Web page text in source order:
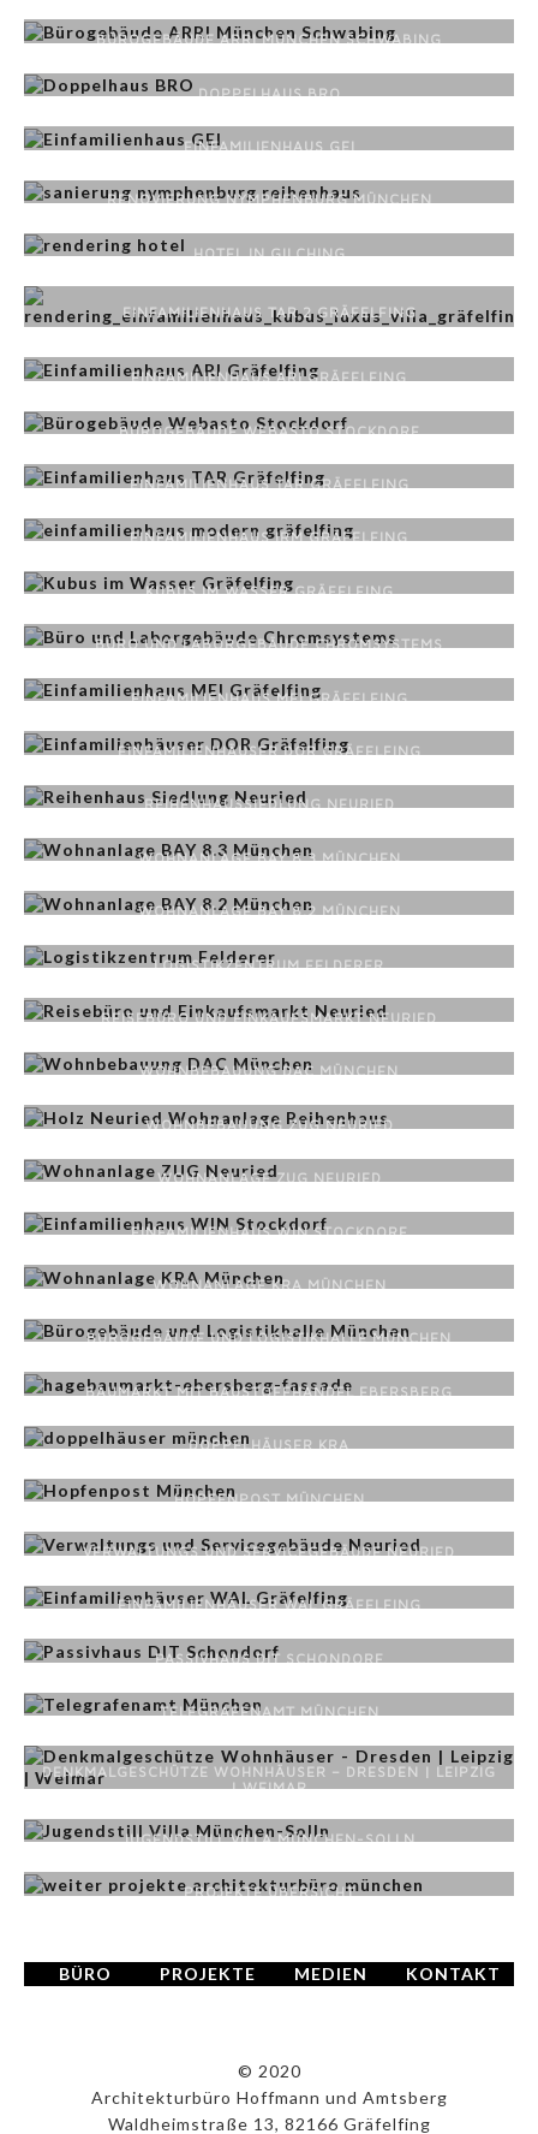
BÜROGEBÄUDE ARRI MÜNCHEN SCHWABING
DOPPELHAUS BRO
EINFAMILIENHAUS GEI
RENOVIERUNG NYMPHENBURG MÜNCHEN
HOTEL IN GILCHING
EINFAMILIENHAUS TAR 2 GRÄFELFING
EINFAMILIENHAUS ARI GRÄFELFING
BÜROGEBÄUDE WEBASTO STOCKDORF
EINFAMILIENHAUS TAR GRÄFELFING
EINFAMILIENHAUS IRM GRÄFELFING
KUBUS IM WASSER GRÄFELFING
BÜRO UND LABORGEBÄUDE CHROMSYSTEMS
EINFAMILIENHAUS MEI GRÄFELFING
EINFAMILIENHÄUSER DOR GRÄFELFING
REIHENHAUSSIEDLUNG NEURIED
WOHNANLAGE BAY 8.3 MÜNCHEN
WOHNANLAGE BAY 8.2 MÜNCHEN
LOGISTIKZENTRUM FELDERER
REISEBÜRO UND EINKAUFSMARKT NEURIED
WOHNBEBAUUNG DAC MÜNCHEN
WOHNBEBAUUNG ZUG NEURIED
WOHNANLAGE ZUG NEURIED
EINFAMILIENHAUS WIN STOCKDORF
WOHNANLAGE KRA MÜNCHEN
BÜROGEBÄUDE UND LOGISTIKHALLE MÜNCHEN
BAUMARKT MIT BAUSTOFFHANDEL EBERSBERG
DOPPELHÄUSER KRA
HOPFENPOST MÜNCHEN
VERWALTUNGS UND SERVICEGEBÄUDE NEURIED
EINFAMILIENHÄUSER WAL GRÄFELFING
PASSIVHAUS DIT SCHONDORF
TELEGRAFENAMT MÜNCHEN
DENKMALGESCHÜTZE WOHNHÄUSER – DRESDEN | LEIPZIG
| WEIMAR
JUGENDSTILL VILLA MÜNCHEN-SOLLN
PROJEKTE ÜBERSICHT
BÜRO PROJEKTE MEDIEN KONTAKT
© 2020
Architekturbüro Hoffmann und Amtsberg
Waldheimstraße 13, 82166 Gräfelfing